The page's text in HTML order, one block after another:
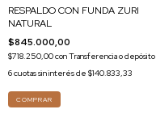
RESPALDO CON FUNDA ZURI
NATURAL
$845.000,00
$718.250,00conTransferencia o depósito
6cuotas sin interés de $140.833,33
COMPRAR